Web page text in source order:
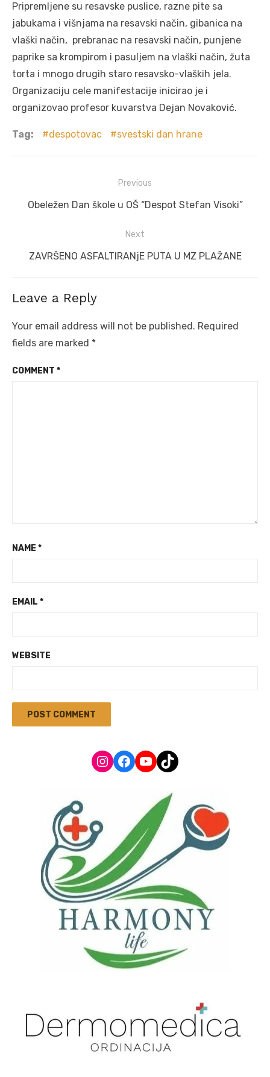
Pripremljene su resavske puslice, razne pite sa
jabukama i višnjama na resavski način, gibanica na
vlaški način, prebranac na resavski način, punjene
paprike sa krompirom i pasuljem na vlaški način, žuta
torta i mnogo drugih staro resavsko-vlaških jela.
Organizaciju cele manifestacije inicirao je i
organizovao profesor kuvarstva Dejan Novaković.
Tag: despotovac svestski dan hrane
navigation
Previous
Previous
Obeležen Dan škole u OŠ “Despot Stefan Visoki”
Next
Next
ZAVRŠENO ASFALTIRANjE PUTA U MZ PLAŽANE
Leave a Reply
Your email address will not be published. Required
fields are marked *
COMMENT *
NAME *
EMAIL *
WEBSITE
Instagram
Facebook
YouTube
TikTok